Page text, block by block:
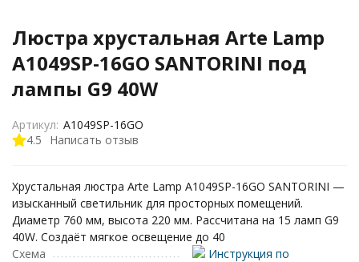
Люстра хрустальная Arte Lamp
A1049SP-16GO SANTORINI под
лампы G9 40W
4.5 Написать отзыв
Артикул: A1049SP-16GO
Хрустальная люстра Arte Lamp A1049SP-16GO SANTORINI —
изысканный светильник для просторных помещений.
Диаметр 760 мм, высота 220 мм. Рассчитана на 15 ламп G9
40W. Создаёт мягкое освещение до 40
Схема
Инструкция по